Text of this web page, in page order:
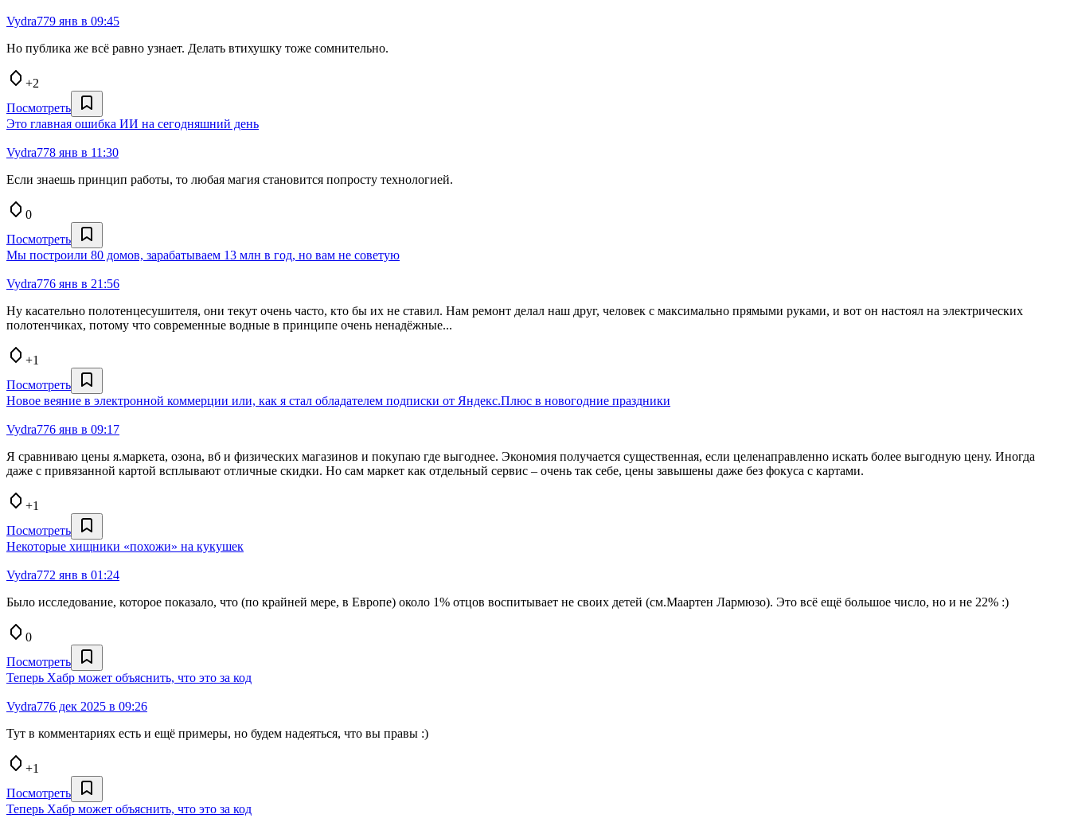
Vydra779 янв в 09:45
Но публика же всё равно узнает. Делать втихушку тоже сомнительно.
+2
Посмотреть
Это главная ошибка ИИ на сегодняшний день
Vydra778 янв в 11:30
Если знаешь принцип работы, то любая магия становится попросту технологией.
0
Посмотреть
Мы построили 80 домов, зарабатываем 13 млн в год, но вам не советую
Vydra776 янв в 21:56
Ну касательно полотенцесушителя, они текут очень часто, кто бы их не ставил. Нам ремонт делал наш друг, человек с максимально прямыми руками, и вот он настоял на электрических
полотенчиках, потому что современные водные в принципе очень ненадёжные...
+1
Посмотреть
Новое веяние в электронной коммерции или, как я стал обладателем подписки от Яндекс.Плюс в новогодние праздники
Vydra776 янв в 09:17
Я сравниваю цены я.маркета, озона, вб и физических магазинов и покупаю где выгоднее. Экономия получается существенная, если целенаправленно искать более выгодную цену. Иногда
даже с привязанной картой всплывают отличные скидки. Но сам маркет как отдельный сервис – очень так себе, цены завышены даже без фокуса с картами.
+1
Посмотреть
Некоторые хищники «похожи» на кукушек
Vydra772 янв в 01:24
Было исследование, которое показало, что (по крайней мере, в Европе) около 1% отцов воспитывает не своих детей (см.Маартен Лармюзо). Это всё ещё большое число, но и не 22% :)
0
Посмотреть
Теперь Хабр может объяснить, что это за код
Vydra776 дек 2025 в 09:26
Тут в комментариях есть и ещё примеры, но будем надеяться, что вы правы :)
+1
Посмотреть
Теперь Хабр может объяснить, что это за код